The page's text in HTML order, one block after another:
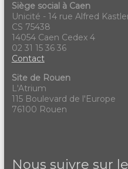
Siège social à Caen
Unicité - 14 rue Alfred
CS 75438
14054 Caen Cedex 4
02 31 15 36 36
Contact
Site de Rouen
L'Atrium
115 Boulevard de l'Europe
76100 Rouen
Nous suivre sur